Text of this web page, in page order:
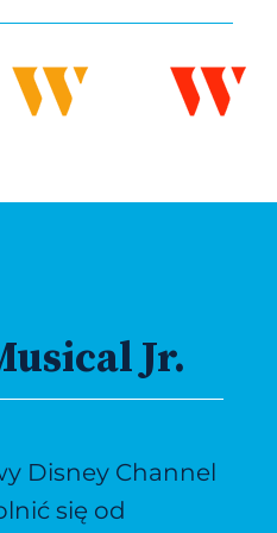
Jr.
Disney Channel
się od